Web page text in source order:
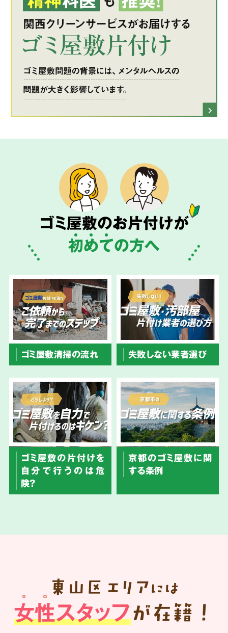
ゴミ屋敷のお片付けが
初めての方へ
ゴミ屋敷清掃の流れ 失敗しない業者選び
ゴミ屋敷の片付けを
自分で行うのは危
険？
京都のゴミ屋敷に関
する条例
東山区 エリア には
女性スタッフが在籍！